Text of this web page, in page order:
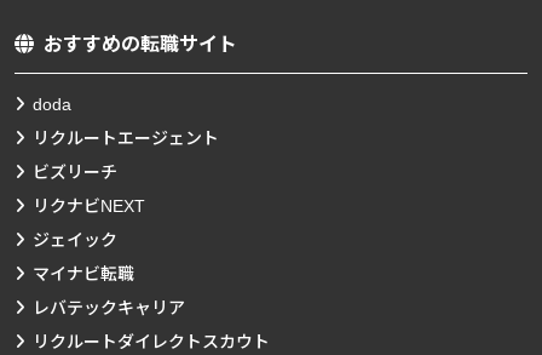
おすすめの転職サイト
doda
リクルートエージェント
ビズリーチ
リクナビNEXT
ジェイック
マイナビ転職
レバテックキャリア
リクルートダイレクトスカウト